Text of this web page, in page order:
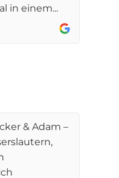
in einem...
& Adam –